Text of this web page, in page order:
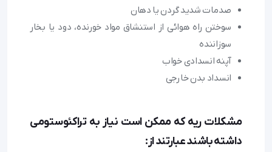
صدمات شدید گردن یا دهان
سوختن راه هوائی از استنشاق مواد خورنده، دود یا بخار
سوزاننده
آپنه انسدادی خواب
انسداد بدن خارجی
مشکلات ریه که ممکن است نیاز به تراکئوستومی‌
داشته باشند عبارتند از: